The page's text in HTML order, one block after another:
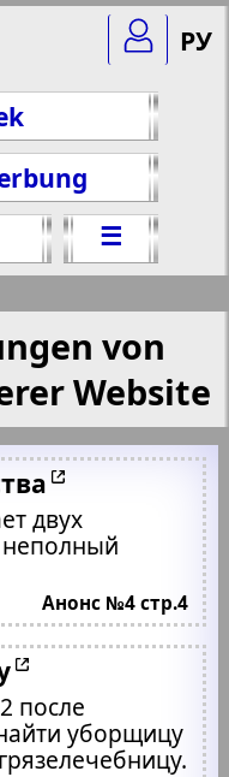
☰
РУ
von
Website
двух
Анонс №4 стр.4
после
уборщицу